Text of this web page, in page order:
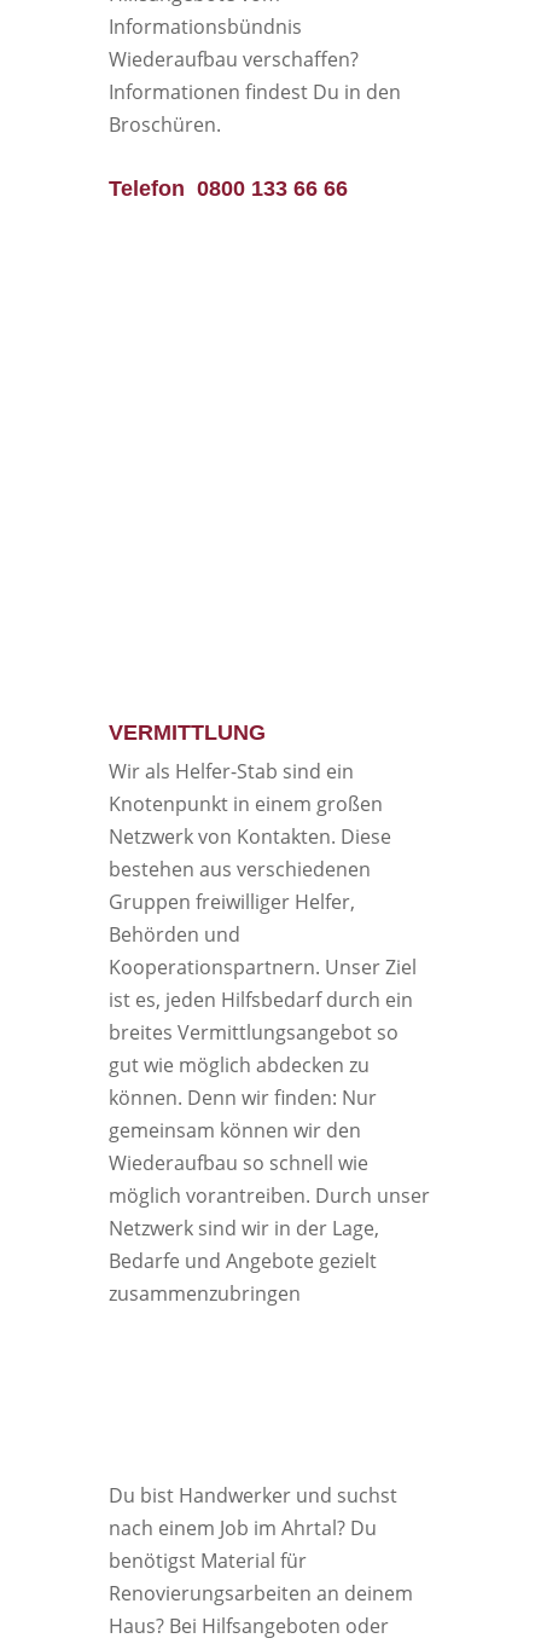
Informationsbündnis
Wiederaufbau verschaffen?
Informationen findest Du in den
Broschüren.
Telefon 0800 133 66 66
VERMITTLUNG
Wir als Helfer-Stab sind ein
Knotenpunkt in einem großen
Netzwerk von Kontakten. Diese
bestehen aus verschiedenen
Gruppen freiwilliger Helfer,
Behörden und
Kooperationspartnern. Unser Ziel
ist es, jeden Hilfsbedarf durch ein
breites Vermittlungsangebot so
gut wie möglich abdecken zu
können. Denn wir finden: Nur
gemeinsam können wir den
Wiederaufbau so schnell wie
möglich vorantreiben. Durch unser
Netzwerk sind wir in der Lage,
Bedarfe und Angebote gezielt
zusammenzubringen
Du bist Handwerker und suchst
nach einem Job im Ahrtal? Du
benötigst Material für
Renovierungsarbeiten an deinem
Haus? Bei Hilfsangeboten oder